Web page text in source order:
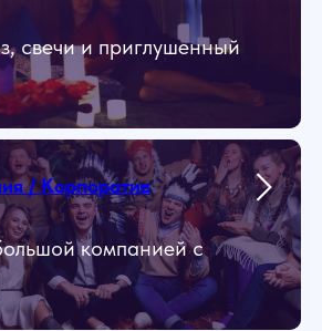
свечи и приглушенный
/ Корпоратив
компанией с